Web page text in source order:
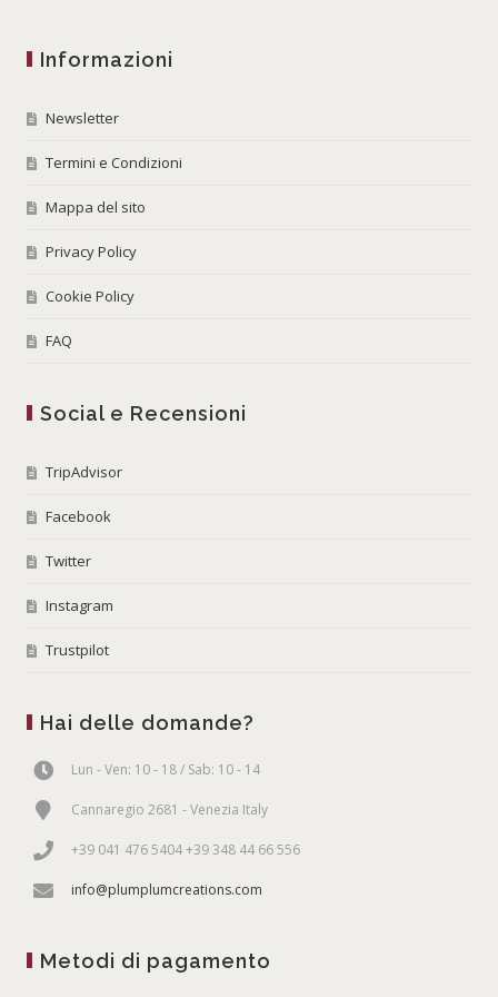
Informazioni
Newsletter
Termini e Condizioni
Mappa del sito
Privacy Policy
Cookie Policy
FAQ
Social e Recensioni
TripAdvisor
Facebook
Twitter
Instagram
Trustpilot
Hai delle domande?
Lun - Ven: 10 - 18 / Sab: 10 - 14
Cannaregio 2681 - Venezia Italy
+39 041 476 5404 +39 348 44 66 556
info@plumplumcreations.com
Metodi di pagamento